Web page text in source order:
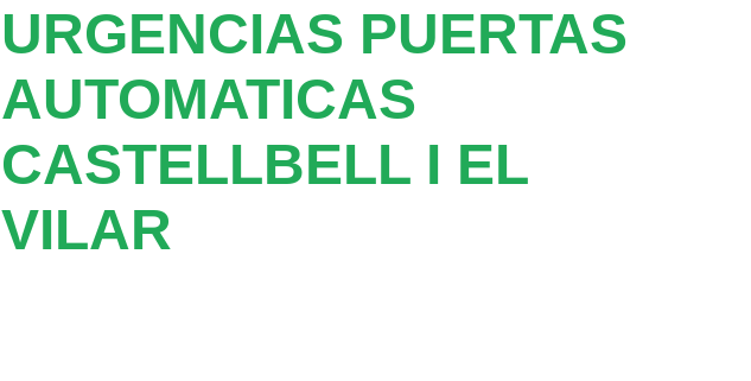
URGENCIAS PUERTAS
AUTOMATICAS
CASTELLBELL I EL
VILAR